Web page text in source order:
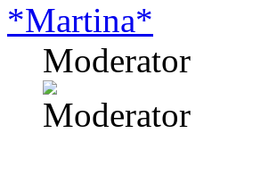
*Martina*
Moderator